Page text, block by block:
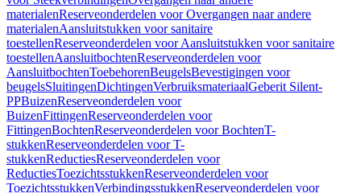
materialenReserveonderdelen voor Overgangen naar andere
materialenAansluitstukken voor sanitaire
toestellenReserveonderdelen voor Aansluitstukken voor sanitaire
toestellenAansluitbochtenReserveonderdelen voor
AansluitbochtenToebehorenBeugelsBevestigingen voor
beugelsSluitingenDichtingenVerbruiksmateriaalGeberit Silent-
PPBuizenReserveonderdelen voor
BuizenFittingenReserveonderdelen voor
FittingenBochtenReserveonderdelen voor BochtenT-
stukkenReserveonderdelen voor T-
stukkenReductiesReserveonderdelen voor
ReductiesToezichtsstukkenReserveonderdelen voor
ToezichtsstukkenVerbindingsstukkenReserveonderdelen voor